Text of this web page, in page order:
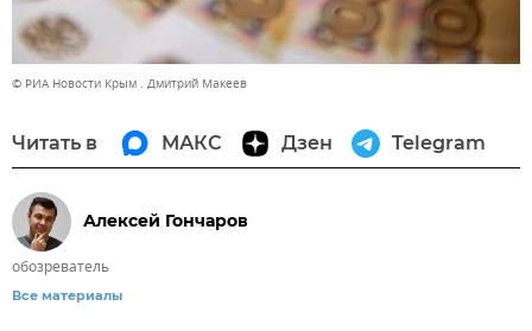
© РИА Новости Крым . Дмитрий Макеев
Читать в МАКС Дзен Telegram
Алексей Гончаров
обозреватель
Все материалы